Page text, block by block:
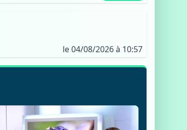
le 04/08/2026 à 10:57